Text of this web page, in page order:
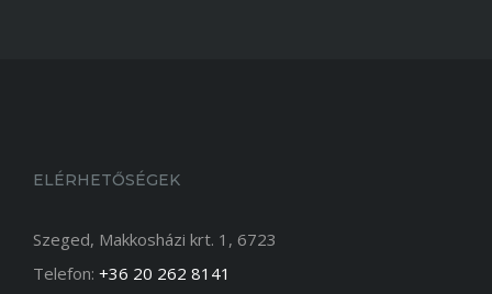
ELÉRHETŐSÉGEK
Szeged, Makkosházi krt. 1, 6723
Telefon: +36 20 262 8141